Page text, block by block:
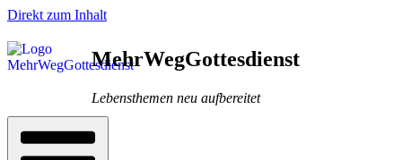
Direkt zum Inhalt
MehrWegGottesdienst
Lebensthemen neu aufbereitet